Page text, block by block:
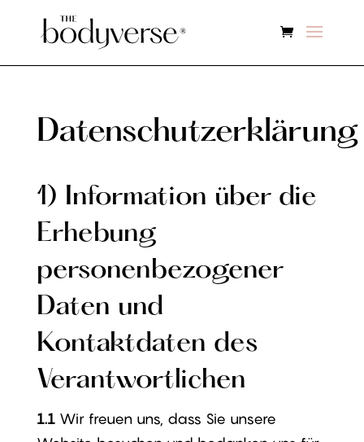
Datenschutzerklärung
1) Information über die
Erhebung
personenbezogener
Daten und
Kontaktdaten des
Verantwortlichen
1.1Wir freuen uns, dass Sie unsere